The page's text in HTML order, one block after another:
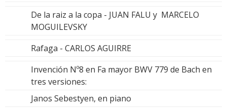
De la raiz a la copa - JUAN FALU y MARCELO
MOGUILEVSKY
Rafaga - CARLOS AGUIRRE
Invención Nº8 en Fa mayor BWV 779 de Bach en
tres versiones:
Janos Sebestyen, en piano